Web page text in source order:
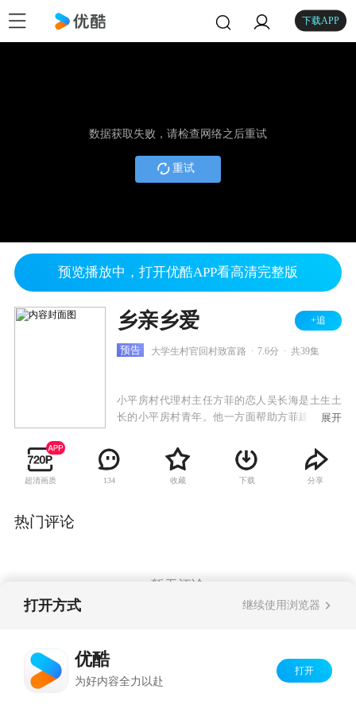
下载APP
数据获取失败，请检查网络之后重试
重试
预览播放中，打开优酷APP看高清完整版
乡亲乡爱 +追
预告 大学生村官回村致富路 7.6分 共39集
小平房村代理村主任方菲的恋人吴长海是土生土
长的小平房村青年。他一方面帮助方菲建大棚，
城发展。庄兴源对宋敏一见钟情； 燕华从小便爱
慕长海，而钱明又苦恋着燕华。 大学初恋欧阳前
来投资，要和方菲破镜重圆。学成归来的博士桃
展开
超清画质 134 收藏 下载 分享
热门评论
暂无评论
打开方式 继续使用浏览器
优酷
为好内容全力以赴
打开